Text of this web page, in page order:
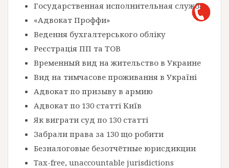
Государственная исполнительная служба
«Адвокат Проффи»
Ведення бухгалтерського обліку
Реєстрація ПП та ТОВ
Временный вид на жительство в Украине
Вид на тимчасове проживання в Україні
Адвокат по призыву в армию
Адвокат по 130 статті Київ
Як виграти суд по 130 статті
Забрали права за 130 що робити
Безналоговые безотчётные юрисдикции
Tax-free, unaccountable jurisdictions